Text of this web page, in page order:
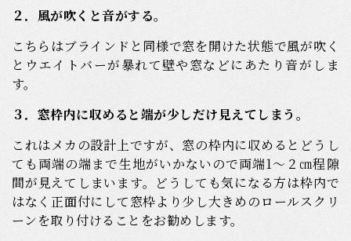
２．風が吹くと音がする。
こちらはブラインドと同様で窓を開けた状態で風が吹く
とウエイトバーが暴れて壁や窓などにあたり音がしま
す。
３．窓枠内に収めると端が少しだけ見えてしまう。
これはメカの設計上ですが、窓の枠内に収めるとどうし
ても両端の端まで生地がいかないので両端1～２㎝程隙
間が見えてしまいます。どうしても気になる方は枠内で
はなく正面付にして窓枠より少し大きめのロールスクリ
ーンを取り付けることをお勧めします。